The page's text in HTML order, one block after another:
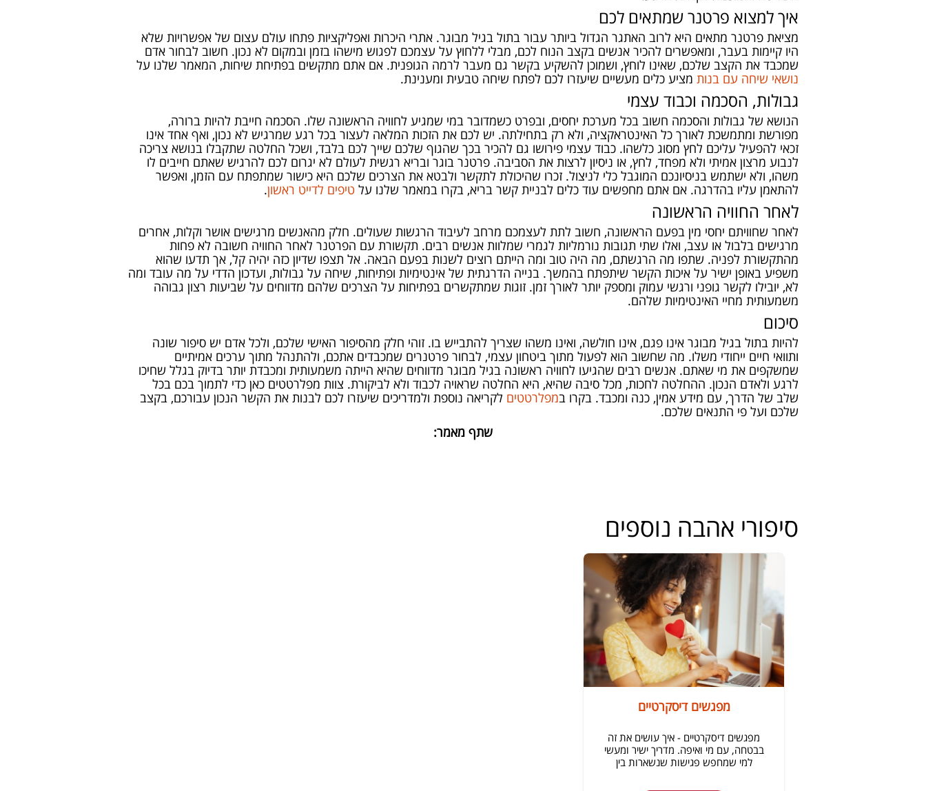
איך למצוא פרטנר שמתאים לכם
מציאת פרטנר מתאים היא לרוב האתגר הגדול ביותר עבור בתול בגיל מבוגר. אתרי היכרות ואפליקציות פתחו עולם עצום של אפשרויות שלא
היו קיימות בעבר, ומאפשרים להכיר אנשים בקצב הנוח לכם, מבלי ללחוץ על עצמכם לפגוש מישהו בזמן ובמקום לא נכון. חשוב לבחור אדם
שמכבד את הקצב שלכם, שאינו לוחץ, ושמוכן להשקיע בקשר גם מעבר לרמה הגופנית. אם אתם מתקשים בפתיחת שיחות, המאמר שלנו על
נושאי שיחה עם בנות מציע כלים מעשיים שיעזרו לכם לפתח שיחה טבעית ומענינת.
גבולות, הסכמה וכבוד עצמי
הנושא של גבולות והסכמה חשוב בכל מערכת יחסים, ובפרט כשמדובר במי שמגיע לחוויה הראשונה שלו. הסכמה חייבת להיות ברורה,
מפורשת ומתמשכת לאורך כל האינטראקציה, ולא רק בתחילתה. יש לכם את הזכות המלאה לעצור בכל רגע שמרגיש לא נכון, ואף אחד אינו
זכאי להפעיל עליכם לחץ מסוג כלשהו. כבוד עצמי פירושו גם להכיר בכך שהגוף שלכם שייך לכם בלבד, ושכל החלטה שתקבלו בנושא צריכה
לנבוע מרצון אמיתי ולא מפחד, לחץ, או ניסיון לרצות את הסביבה. פרטנר בוגר ובריא רגשית לעולם לא יגרום לכם להרגיש שאתם חייבים לו
משהו, ולא ישתמש בניסיונכם המוגבל כלי לניצול. זכרו שהיכולת לתקשר ולבטא את הצרכים שלכם היא כישור שמתפתח עם הזמן, ואפשר
להתאמן עליו בהדרגה. אם אתם מחפשים עוד כלים לבניית קשר בריא, בקרו במאמר שלנו על טיפים לדייט ראשון.
לאחר החוויה הראשונה
לאחר שחוויתם יחסי מין בפעם הראשונה, חשוב לתת לעצמכם מרחב לעיבוד הרגשות שעולים. חלק מהאנשים מרגישים אושר וקלות, אחרים
מרגישים בלבול או עצב, ואלו שתי תגובות נורמליות לגמרי שמלוות אנשים רבים. תקשורת עם הפרטנר לאחר החוויה חשובה לא פחות
מהתקשורת לפניה. שתפו מה הרגשתם, מה היה טוב ומה הייתם רוצים לשנות בפעם הבאה. אל תצפו שדיון כזה יהיה קל, אך תדעו שהוא
משפיע באופן ישיר על איכות הקשר שיתפתח בהמשך. בנייה הדרגתית של אינטימיות ופתיחות, שיחה על גבולות, ועדכון הדדי על מה עובד ומה
לא, יובילו לקשר גופני ורגשי עמוק ומספק יותר לאורך זמן. זוגות שמתקשרים בפתיחות על הצרכים שלהם מדווחים על שביעות רצון גבוהה
משמעותית מחיי האינטימיות שלהם.
סיכום
להיות בתול בגיל מבוגר אינו פגם, אינו חולשה, ואינו משהו שצריך להתבייש בו. זוהי חלק מהסיפור האישי שלכם, ולכל אדם יש סיפור שונה
ותוואי חיים ייחודי משלו. מה שחשוב הוא לפעול מתוך ביטחון עצמי, לבחור פרטנרים שמכבדים אתכם, ולהתנהל מתוך ערכים אמיתיים
שמשקפים את מי שאתם. אנשים רבים שהגיעו לחוויה ראשונה בגיל מבוגר מדווחים שהיא הייתה משמעותית ומכבדת יותר בדיוק בגלל שחיכו
לרגע ולאדם הנכון. ההחלטה לחכות, מכל סיבה שהיא, היא החלטה שראויה לכבוד ולא לביקורת. צוות מפלרטטים כאן כדי לתמוך בכם בכל
שלב של הדרך, עם מידע אמין, כנה ומכבד. בקרו במפלרטטים לקריאה נוספת ולמדריכים שיעזרו לכם לבנות את הקשר הנכון עבורכם, בקצב
שלכם ועל פי התנאים שלכם.
שתף מאמר:
סיפורי אהבה נוספים
מפגשים דיסקרטיים
מפגשים דיסקרטיים - איך עושים את זה
בבטחה, עם מי ואיפה. מדריך ישיר ומעשי
למי שמחפש פגישות שנשארות בין